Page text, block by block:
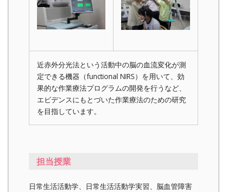
近赤外分光法という活動中の脳の血流変化が測
定できる機器（functional NIRS）を用いて、効
果的な作業療法プログラムの開発を行うなど、
エビデンスにもとづいた作業療法のための研究
を目指しています。
担当授業
日常生活活動学、日常生活活動学実習、脳血管障害